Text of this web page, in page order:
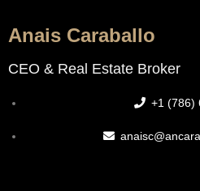
Anais Caraballo
CEO & Real Estate Broker
+1 (786)